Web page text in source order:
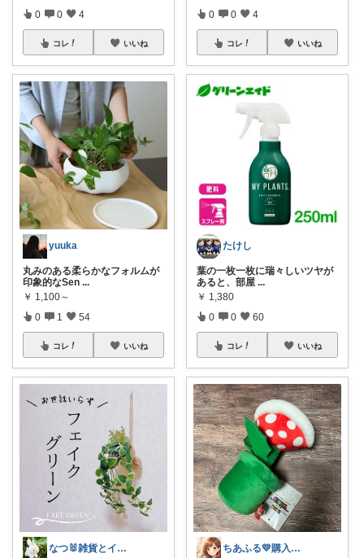
0 0 4
コレ いいね
yuuka
丸みのある柔らかなフォルムが
印象的なSen ...
￥ 1,100～
0 1 54
コレ いいね
なつ🐰雑貨とインテリア
0 0 4
コレ いいね
たけし
​葉の一枚一枚に瑞々しいツヤが
あると、部屋 ...
￥ 1,380
0 0 60
コレ いいね
ちあふる💛購入ありがとう💛インスタ有